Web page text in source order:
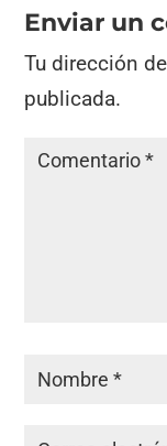
Enviar un
Tu dirección
publicada.